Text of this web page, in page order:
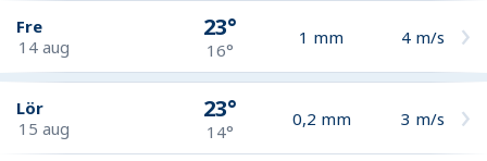
Fre
14 aug
23°
16°
1 mm 4 m/s
Lör
15 aug
23°
14°
0,2 mm 3 m/s